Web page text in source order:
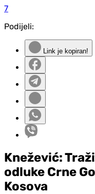
7
Podijeli:
Link je kopiran!
Knežević:
odluke Crne
Kosova